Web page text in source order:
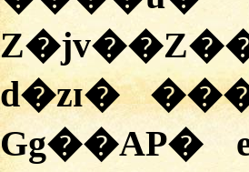
d�zɪ�
Gg��AP�